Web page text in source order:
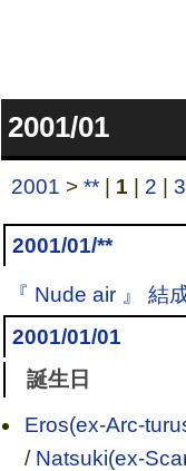
2001/01
2001 >** 1 2 |3
2001/01/**
『 Nude air 』 結
2001/01/01
誕生日
Eros(ex-Arc-
/ Natsuki(ex-